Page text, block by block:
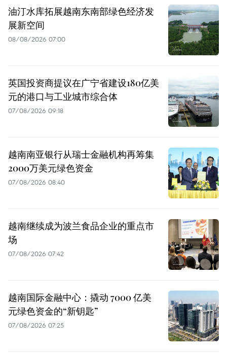
油汀水库拓展越南东南部绿色经济发
展新空间
08/08/2026 07:00
英国投资商提议在广宁省建设180亿美
元的港口与工业城市综合体
07/08/2026 09:18
越南南亚银行从瑞士金融机构再筹集
2000万美元绿色资金
07/08/2026 08:40
越南继续成为波兰食品企业的重点市
场
07/08/2026 07:42
越南国际金融中心：撬动 7000 亿美
元绿色资金的“新钥匙”
07/08/2026 07:25